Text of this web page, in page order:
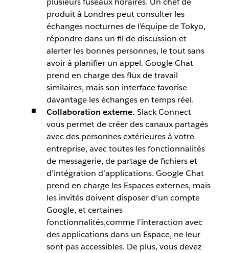
produit à Londres peut consulter les
échanges nocturnes de l’équipe de Tokyo,
répondre dans un fil de discussion et
alerter les bonnes personnes, le tout sans
avoir à planifier un appel. Google Chat
prend en charge des flux de travail
similaires, mais son interface favorise
davantage les échanges en temps réel.
Collaboration externe. Slack Connect
vous permet de créer des canaux partagés
avec des personnes extérieures à votre
entreprise, avec toutes les fonctionnalités
de messagerie, de partage de fichiers et
d’intégration d’applications. Google Chat
prend en charge les Espaces externes, mais
les invités doivent disposer d’un compte
Google, et certaines
fonctionnalités,comme l’interaction avec
des applications dans un Espace, ne leur
sont pas accessibles. De plus, vous devez